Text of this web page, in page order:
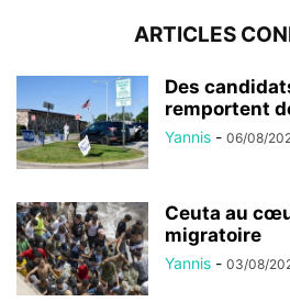
ARTICLES
Des
remportent
Yannis - 06/08/
Ceuta au
migratoire
Yannis - 03/08/